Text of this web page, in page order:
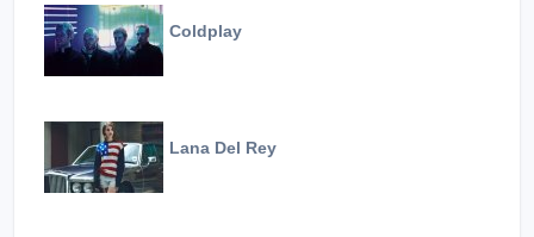
Coldplay
Lana Del Rey